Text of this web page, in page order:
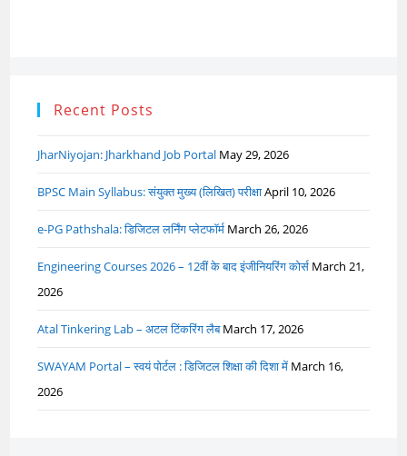
Recent Posts
JharNiyojan: Jharkhand Job Portal May 29, 2026
BPSC Main Syllabus: संयुक्त मुख्य (लिखित) परीक्षाApril 10, 2026
e-PG Pathshala: डिजिटल लर्निंग प्लेटफॉर्म March 26, 2026
Engineering Courses 2026 – 12वीं के बाद इंजीनियरिंग कोर्स March 21,
2026
Atal Tinkering Lab – अटल टिंकरिंग लैब March 17, 2026
SWAYAM Portal – स्वयं पोर्टल : डिजिटल शिक्षा की दिशा में March 16,
2026